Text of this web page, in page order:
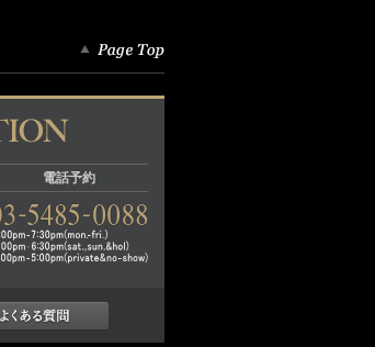
電話予約